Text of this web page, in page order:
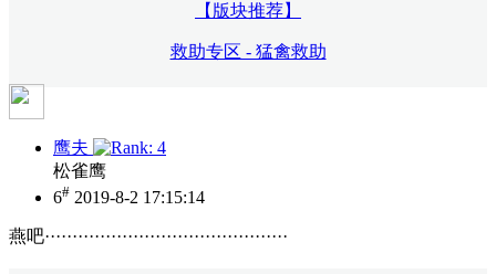
【版块推荐】
救助专区 - 猛禽救助
鹰夫
松雀鹰
6# 2019-8-2 17:15:14
燕吧············································